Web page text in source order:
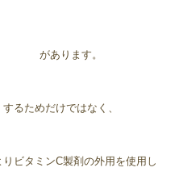
作用があります。
るためだけではなく、
りビタミンC製剤の外用を使用し